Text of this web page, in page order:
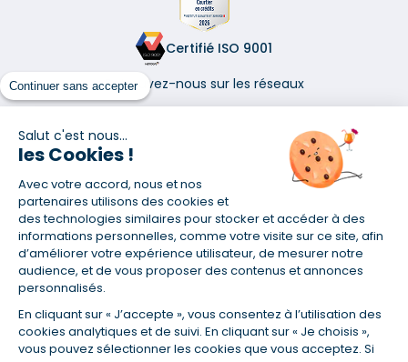
Continuer sans accepter
Salut c'est nous...
les Cookies !
Avec votre accord, nous et nos
partenaires utilisons des cookies et
des technologies similaires pour stocker et accéder à des
informations personnelles, comme votre visite sur ce site, afin
d’améliorer votre expérience utilisateur, de mesurer notre
audience, et de vous proposer des contenus et annonces
personnalisés.
En cliquant sur « J’accepte », vous consentez à l’utilisation des
cookies analytiques et de suivi. En cliquant sur « Je choisis »,
vous pouvez sélectionner les cookies que vous acceptez. Si
Certifié ISO 9001
Retrouvez-nous sur les réseaux
(1) Taux fixe national hors assurance et selon votre profil
(2) Économie de 65 % pour l'assurance d'un prêt amortissable de 330
457,23 € à 0,90 % sur 19,5 ans, accordé à un salarié non cadre assuré à
100 % (décès, PTIA, IPP, ITT, IPP) âgé de 36 ans fumeur et une personne
salariée non cadre assurée à 100 % (décès, PTIA, IPP, ITT, IPP) âgée de 35
ans et non-fumeur, tous deux sans risque médical connu. Au
14/07/2019, coût de l'assurance proposée par la banque 179,08 €/mois
en moyenne contre 64,60 €/mois en moyenne au 14/07/2022 avec
Empruntis.com (TAEA : 0,44 %, coût total de l'assurance : 15 117,65 €).
(3) Taux minimum pour un crédit consommation d'un montant fixé entre